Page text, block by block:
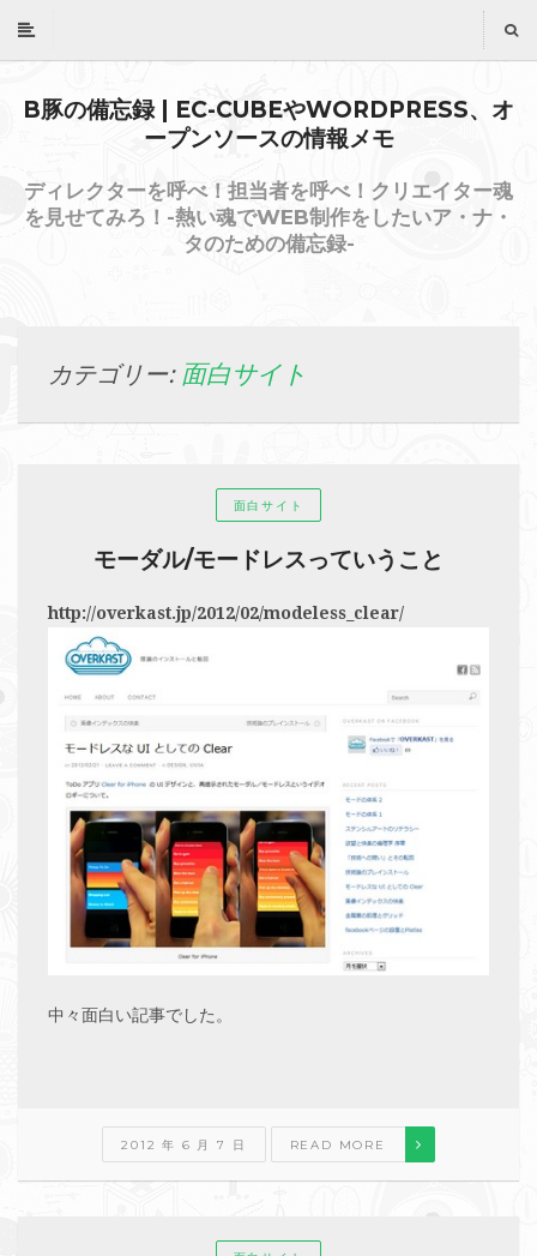
B豚の備忘録 | EC-CUBEやWORDPRESS、オ
ープンソースの情報メモ
ディレクターを呼べ！担当者を呼べ！クリエイター魂
を見せてみろ！-熱い魂でWEB制作をしたいア・ナ・
タのための備忘録-
カテゴリー: 面白サイト
面白サイト
モーダル/モードレスっていうこと
http://overkast.jp/2012/02/modeless_clear/
中々面白い記事でした。
2012 年 6 月 7 日 READ MORE